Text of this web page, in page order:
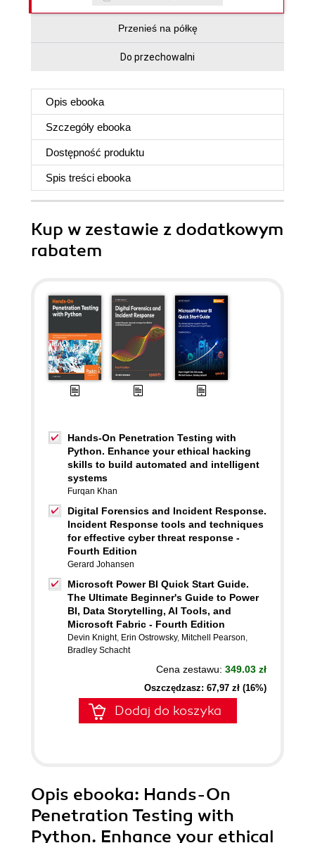
Przenieś na półkę
Do przechowalni
Opis ebooka
Szczegóły ebooka
Dostępność produktu
Spis treści ebooka
Kup w zestawie z dodatkowym
rabatem
Hands-On Penetration Testing with
Python. Enhance your ethical hacking
skills to build automated and intelligent
systems
Furqan Khan
Digital Forensics and Incident Response.
Incident Response tools and techniques
for effective cyber threat response -
Fourth Edition
Gerard Johansen
Microsoft Power BI Quick Start Guide.
The Ultimate Beginner's Guide to Power
BI, Data Storytelling, AI Tools, and
Microsoft Fabric - Fourth Edition
Devin Knight, Erin Ostrowsky, Mitchell Pearson,
Bradley Schacht
Cena zestawu: 349.03 zł
Oszczędzasz: 67,97 zł (16%)
Dodaj do koszyka
Opis ebooka: Hands-On
Penetration Testing with
Python. Enhance your ethical